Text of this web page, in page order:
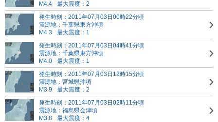
M4.4
最大震度：2
発生時刻：2011年07月03日00時22分頃
震源地：千葉県東方沖頃
M4.3
最大震度：1
発生時刻：2011年07月03日04時41分頃
震源地：千葉県東方沖頃
M4.0
最大震度：1
発生時刻：2011年07月03日12時15分頃
震源地：宮城県沖頃
M3.9
最大震度：2
発生時刻：2011年07月03日02時11分頃
震源地：福島県会津頃
M3.8
最大震度：4